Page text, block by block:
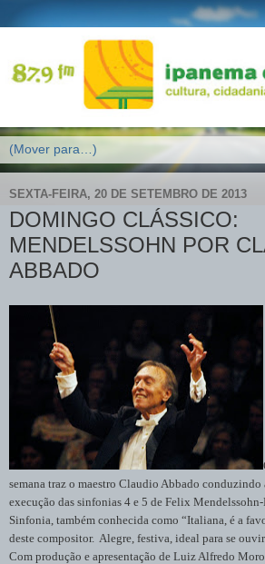
SEXTA-FEIRA, 20 DE SETEMBRO DE 2013
DOMINGO CLÁSSICO:
MENDELSSOHN POR
ABBADO
semana traz o maestro Claudio Abbado
execução das sinfonias 4 e 5 de Felix
Sinfonia, também conhecida como “Italiana, é a
deste compositor. Alegre, festiva, ideal para se
Com produção e apresentação de Luiz Alfredo